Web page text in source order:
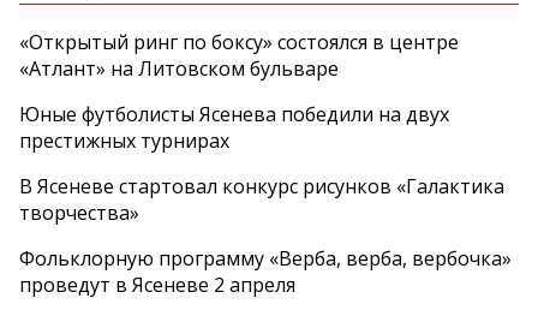
«Открытый ринг по боксу» состоялся в центре
«Атлант» на Литовском бульваре
Юные футболисты Ясенева победили на двух
престижных турнирах
В Ясеневе стартовал конкурс рисунков «Галактика
творчества»
Фольклорную программу «Верба, верба, вербочка»
проведут в Ясеневе 2 апреля